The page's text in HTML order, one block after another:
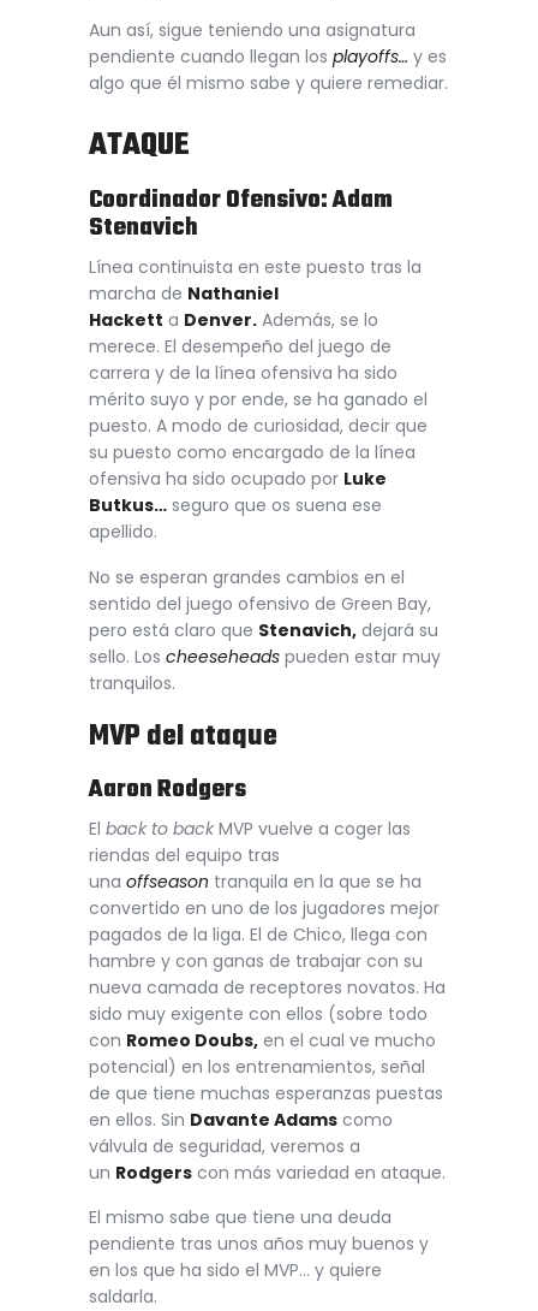
Aun así, sigue teniendo una asignatura
pendiente cuando llegan los playoffs… y es
algo que él mismo sabe y quiere remediar.
ATAQUE
Coordinador Ofensivo: Adam
Stenavich
Línea continuista en este puesto tras la
marcha de Nathaniel
Hackett a Denver. Además, se lo
merece. El desempeño del juego de
carrera y de la línea ofensiva ha sido
mérito suyo y por ende, se ha ganado el
puesto. A modo de curiosidad, decir que
su puesto como encargado de la línea
ofensiva ha sido ocupado por Luke
Butkus… seguro que os suena ese
apellido.
No se esperan grandes cambios en el
sentido del juego ofensivo de Green Bay,
pero está claro que Stenavich, dejará su
sello. Los cheeseheads pueden estar muy
tranquilos.
MVP del ataque
Aaron Rodgers
El back to backMVP vuelve a coger las
riendas del equipo tras
una offseason tranquila en la que se ha
convertido en uno de los jugadores mejor
pagados de la liga. El de Chico, llega con
hambre y con ganas de trabajar con su
nueva camada de receptores novatos. Ha
sido muy exigente con ellos (sobre todo
con Romeo Doubs, en el cual ve mucho
potencial) en los entrenamientos, señal
de que tiene muchas esperanzas puestas
en ellos. Sin Davante Adams como
válvula de seguridad, veremos a
un Rodgers con más variedad en ataque.
El mismo sabe que tiene una deuda
pendiente tras unos años muy buenos y
en los que ha sido el MVP… y quiere
saldarla.